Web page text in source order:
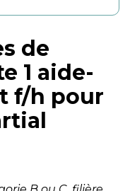
de
1 aide-
f/h pour